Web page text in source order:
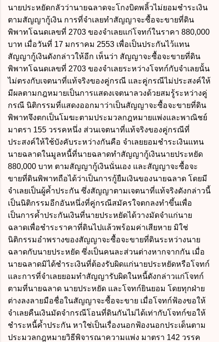
นายประหยัดกลัวว่านายฉลาดจะโกงบิดพลิ้วไม่ยอมชำระเงิน
ตามสัญญากู้เงิน การที่จำเลยทำสัญญาจะซื้อจะขายที่ดิน
พิพาทโฉนดเลขที่ 2703 ของจำเลยแก่โจทก์ในราคา 880,000
บาท เมื่อวันที่ 17 มกราคม 2553 เพื่อเป็นประกันไว้แทน
สัญญากู้เงินดังกล่าวให้อีก เห็นว่า สัญญาจะซื้อจะขายที่ดิน
พิพาทโฉนดเลขที่ 2703 ของจำเลยระหว่างโจทก์กับจำเลยนั้น
ไม่ตรงกับเจตนาที่แท้จริงของคู่กรณี และคู่กรณีไม่ประสงค์ให้
มีผลตามกฎหมายเป็นการแสดงเจตนาลวงด้วยสมรู้ระหว่างคู่
กรณี นิติกรรมที่แสดงออกมาว่าเป็นสัญญาจะซื้อจะขายที่ดิน
พิพาทจึงตกเป็นโมฆะตามประมวลกฎหมายแพ่งและพาณิชย์
มาตรา 155 วรรคหนึ่ง ส่วนเจตนาที่แท้จริงของคู่กรณีที่
ประสงค์ให้ใช้บังคับระหว่างกันคือ จำเลยยอมชำระเงินแทน
นายฉลาดในมูลหนี้ที่นายฉลาดทำสัญญากู้เงินนายประหยัด
880,000 บาท ตามสัญญากู้เงินนั่นเอง และสัญญาจะซื้อจะ
ขายที่ดินพิพาทถือได้ว่าเป็นการกู้ยืมเงินของนายฉลาด โดยมี
จำเลยเป็นผู้ค้ำประกัน ซึ่งสัญญาตามเจตนาที่แท้จริงดังกล่าวนี้
เป็นนิติกรรมอีกอันหนึ่งที่คู่กรณีสมัครใจตกลงทำขึ้นเพื่อ
เป็นการค้ำประกันเงินที่นายประหยัดได้วางมัดจำแก่นาย
ฉลาดเพื่อชำระราคาที่ดินไปแล้วพร้อมค่าเสียหาย มิใช่
นิติกรรมอำพรางของสัญญาจะซื้อจะขายที่ดินระหว่างนาย
ฉลาดกับนายประหยัด ซึ่งเป็นคนละส่วนต่างหากจากกัน เมื่อ
นายฉลาดมิได้ชำระเงินที่ต้องรับผิดแก่นายประหยัดหรือโจทก์
และการที่จำเลยยอมทำสัญญารับผิดในหนี้ดังกล่าวแก่โจทก์
ตามที่นายฉลาด นายประหยัด และโจทก์ยินยอม โดยทุกฝ่าย
ต่างลงลายมือชื่อในสัญญาจะซื้อจะขาย เมื่อโจทก์ฟ้องขอให้
จำเลยคืนเงินมัดจำกรณีโอนที่ดินกันไม่ได้เท่ากับโจทก์ขอให้
ชำระหนี้ค้ำประกัน หาใช่เป็นเรื่องนอกฟ้องนอกประเด็นตาม
ประมวลกฎหมายวิธีพิจารณาความแพ่ง มาตรา 142 วรรค